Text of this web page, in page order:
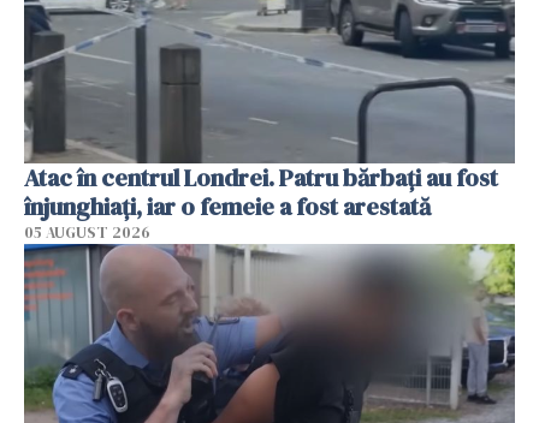
Atac în centrul Londrei. Patru bărbați au fost
înjunghiați, iar o femeie a fost arestată
05 AUGUST 2026